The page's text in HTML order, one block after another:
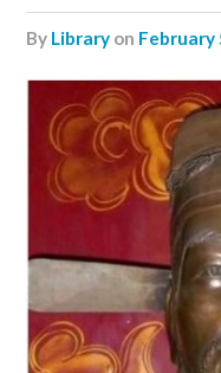
by Library on February